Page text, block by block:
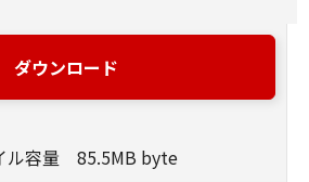
タ･プログラム、ドキュメント
ダウンロード
ル容量 85.5MB byte